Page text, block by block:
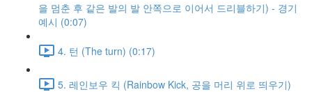
을 멈춘 후 같은 발의 발 안쪽으로 이어서 드리블하기) - 경기
예시 (0:07)
4. 턴 (The turn) (0:17)
5. 레인보우 킥 (Rainbow Kick, 공을 머리 위로 띄우기)